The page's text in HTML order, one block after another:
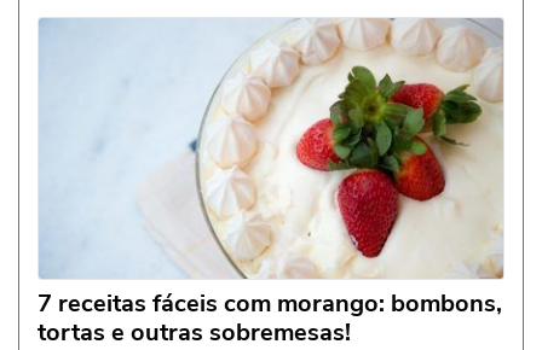
7 receitas fáceis com morango: bombons,
tortas e outras sobremesas!